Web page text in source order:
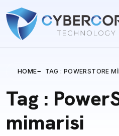
HOME TAG : POWERSTORE
Tag :
mimarisi